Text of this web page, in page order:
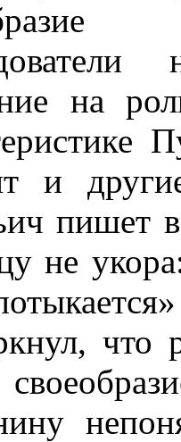
на
и
пишет
не
что